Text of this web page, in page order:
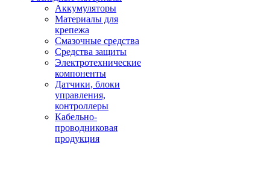
Аккумуляторы
Материалы для
крепежа
Смазочные средства
Средства защиты
Электротехнические
компоненты
Датчики, блоки
управления,
контроллеры
Кабельно-
проводниковая
продукция